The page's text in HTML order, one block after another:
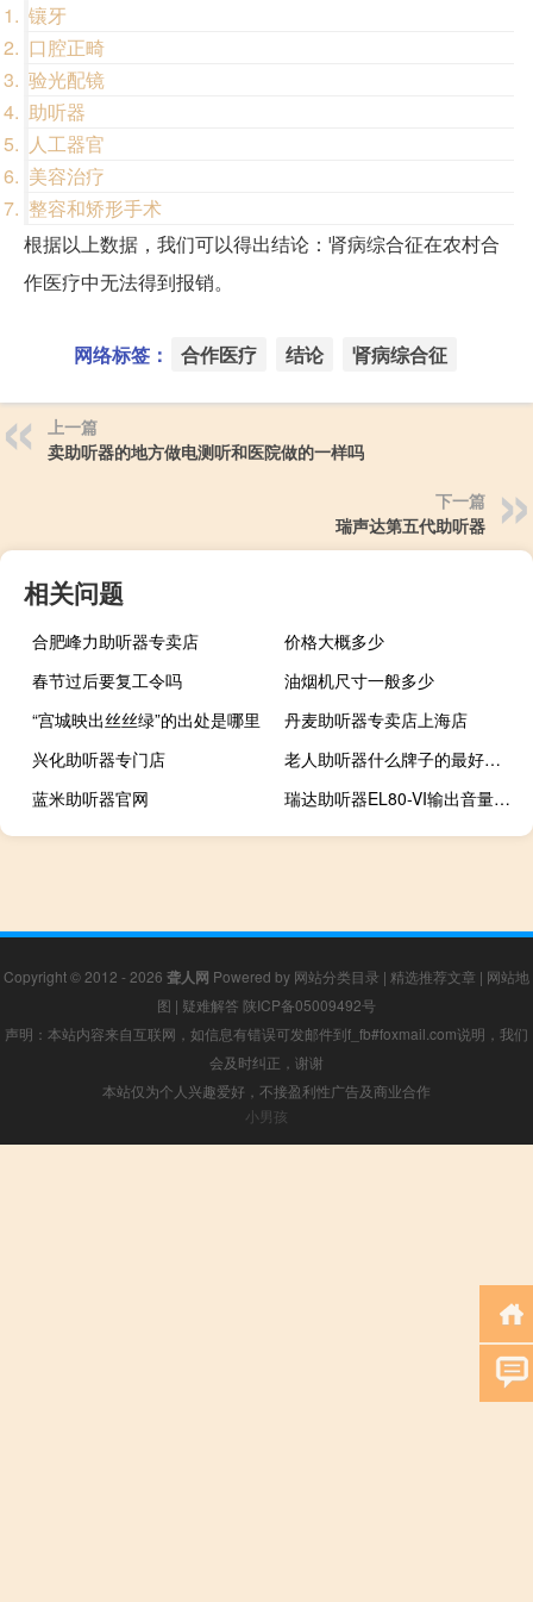
镶牙
口腔正畸
验光配镜
助听器
人工器官
美容治疗
整容和矫形手术
根据以上数据，我们可以得出结论：肾病综合征在农村合
作医疗中无法得到报销。
网络标签： 合作医疗 结论 肾病综合征
上一篇
卖助听器的地方做电测听和医院做的一样吗
下一篇
瑞声达第五代助听器
相关问题
合肥峰力助听器专卖店
价格大概多少
春节过后要复工令吗
油烟机尺寸一般多少
“宫城映出丝丝绿”的出处是哪里
丹麦助听器专卖店上海店
兴化助听器专门店
老人助听器什么牌子的最好使用
蓝米助听器官网
瑞达助听器EL80-VI输出音量值是多少
Copyright © 2012 - 2026 聋人网 Powered by 网站分类目录 | 精选推荐文章 | 网站地
图 | 疑难解答 陕ICP备05009492号
声明：本站内容来自互联网，如信息有错误可发邮件到f_fb#foxmail.com说明，我们
会及时纠正，谢谢
本站仅为个人兴趣爱好，不接盈利性广告及商业合作
小男孩